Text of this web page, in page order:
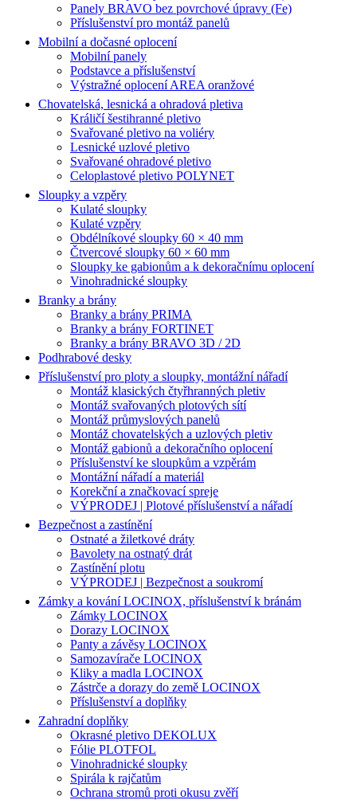
Panely BRAVO bez povrchové úpravy (Fe)
Příslušenství pro montáž panelů
Mobilní a dočasné oplocení
Mobilní panely
Podstavce a příslušenství
Výstražné oplocení AREA oranžové
Chovatelská, lesnická a ohradová pletiva
Králičí šestihranné pletivo
Svařované pletivo na voliéry
Lesnické uzlové pletivo
Svařované ohradové pletivo
Celoplastové pletivo POLYNET
Sloupky a vzpěry
Kulaté sloupky
Kulaté vzpěry
Obdélníkové sloupky 60 × 40 mm
Čtvercové sloupky 60 × 60 mm
Sloupky ke gabionům a k dekoračnímu oplocení
Vinohradnické sloupky
Branky a brány
Branky a brány PRIMA
Branky a brány FORTINET
Branky a brány BRAVO 3D / 2D
Podhrabové desky
Příslušenství pro ploty a sloupky, montážní nářadí
Montáž klasických čtyřhranných pletiv
Montáž svařovaných plotových sítí
Montáž průmyslových panelů
Montáž chovatelských a uzlových pletiv
Montáž gabionů a dekoračního oplocení
Příslušenství ke sloupkům a vzpěrám
Montážní nářadí a materiál
Korekční a značkovací spreje
VÝPRODEJ | Plotové příslušenství a nářadí
Bezpečnost a zastínění
Ostnaté a žiletkové dráty
Bavolety na ostnatý drát
Zastínění plotu
VÝPRODEJ | Bezpečnost a soukromí
Zámky a kování LOCINOX, příslušenství k bránám
Zámky LOCINOX
Dorazy LOCINOX
Panty a závěsy LOCINOX
Samozavírače LOCINOX
Kliky a madla LOCINOX
Zástrče a dorazy do země LOCINOX
Příslušenství a doplňky
Zahradní doplňky
Okrasné pletivo DEKOLUX
Fólie PLOTFOL
Vinohradnické sloupky
Spirála k rajčatům
Ochrana stromů proti okusu zvěří